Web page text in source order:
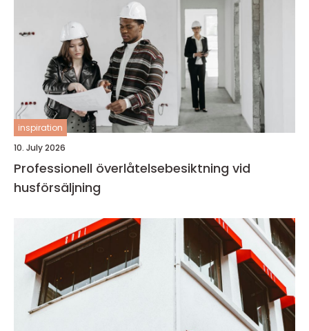
inspiration
10. July 2026
Professionell överlåtelsebesiktning vid
husförsäljning